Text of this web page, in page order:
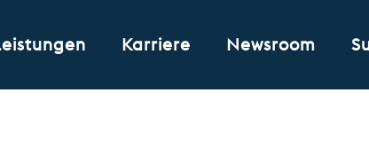
Karriere Newsroom